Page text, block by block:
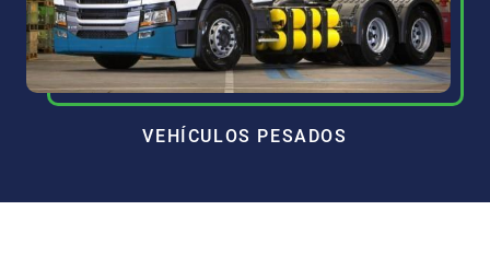
VEHÍCULOS PESADOS